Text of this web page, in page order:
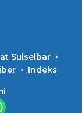
Sulselbar
Indeks